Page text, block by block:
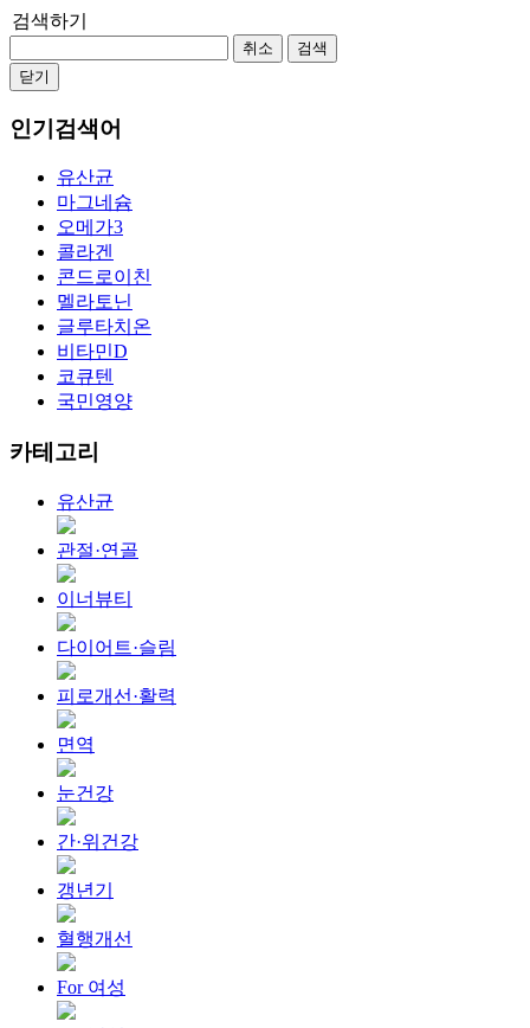
검색하기
취소
검색
닫기
인기검색어
유산균
마그네슘
오메가3
콜라겐
콘드로이친
멜라토닌
글루타치온
비타민D
코큐텐
국민영양
카테고리
유산균
관절·연골
이너뷰티
다이어트·슬림
피로개선·활력
면역
눈건강
간·위건강
갱년기
혈행개선
For 여성